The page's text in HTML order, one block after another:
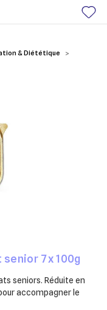
& Diététique
7 x 100g
seniors. Réduite en
accompagner le